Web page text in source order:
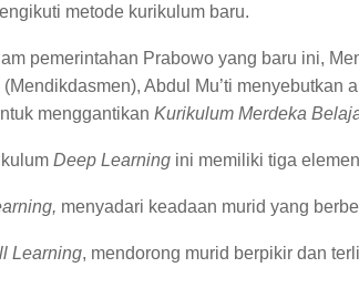
metode kurikulum baru.
pemerintahan Prabowo yang baru ini,
(Mendikdasmen), Abdul Mu’ti menyebutkan
menggantikan Kurikulum Merdeka
Deep Learning ini memiliki tiga
menyadari keadaan murid yang
Learning, mendorong murid berpikir dan